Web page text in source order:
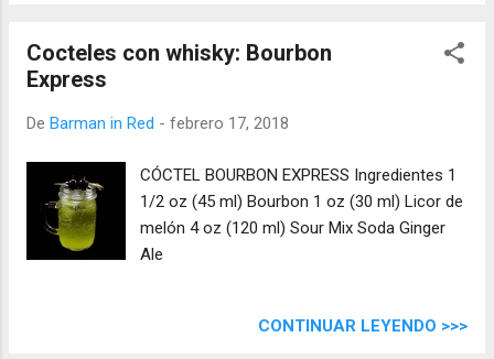
Cocteles con whisky: Bourbon
Express
De Barman in Red - febrero 17, 2018
CÓCTEL BOURBON EXPRESS Ingredientes 1
1/2 oz (45 ml) Bourbon 1 oz (30 ml) Licor de
melón 4 oz (120 ml) Sour Mix Soda Ginger
Ale
CONTINUAR LEYENDO >>>